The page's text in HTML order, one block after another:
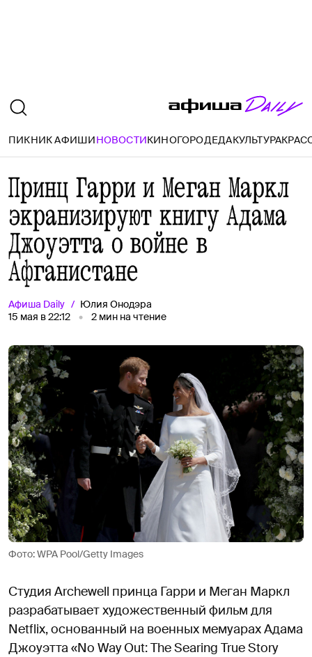
ПИКНИК АФИШИНОВОСТИКИНОГОРОДЕДАКУЛЬТУРА
Принц Гарри и Меган Маркл
экранизируют книгу Адама
Джоуэтта о войне в
Афганистане
Афиша Daily
Юлия Онодэра
15 мая в 22:12
2 мин на чтение
Фото: WPA Pool/Getty Images
Студия Archewell принца Гарри и Меган Маркл
разрабатывает художественный фильм для
Netflix, основанный на военных мемуарах Адама
Джоуэтта «No Way Out: The Searing True Story